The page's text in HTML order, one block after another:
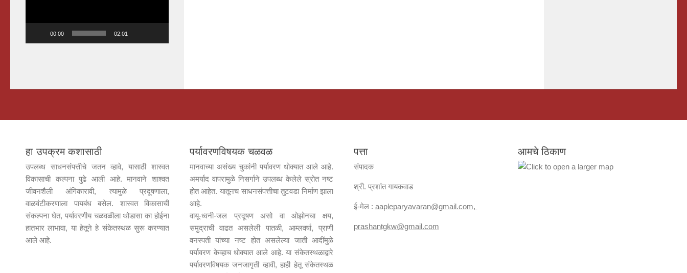
00:00 02:01
हा उपक्रम कशासाठी
उपलब्ध साधनसंपत्तीचे जतन व्हावे, यासाठी शास्वत
विकासाची कल्पना पुढे आली आहे. मानवाने शाश्वत
जीवनशैली अंगिकारावी, त्यामुळे प्रदूषणाला,
वाळवंटीकरणाला पायबंध बसेल. शास्वत विकासाची
संकल्पना घेत, पर्यावरणीय चळवळीला थोडासा का होईना
हातभार लाभावा, या हेतूने हे संकेतस्थळ सुरू करण्यात
आले आहे.
पर्यावरणविषयक चळवळ
मानवाच्या असंख्य चुकांनी पर्यावरण धोक्यात आले आहे.
अमर्याद वापरामुळे निसर्गाने उपलब्ध केलेले स्रोत नष्ट
होत आहेत. यातूनच साधनसंपत्तीचा तुटवडा निर्माण झाला
आहे.
वायू-ध्वनी-जल प्रदूषण असो वा ओझोनचा क्षय,
समुद्राची वाढत असलेली पातळी, आम्लवर्षा, प्राणी
वनस्पती यांच्या नष्ट होत असलेल्या जाती आदींमुळे
पर्यावरण केव्हाच धोक्यात आले आहे. या संकेतस्थळाद्वारे
पर्यावरणविषयक जनजागृती व्हावी, हाही हेतू संकेतस्थळ
पत्ता
संपादक
श्री. प्रशांत गायकवाड
ई-मेल : aapleparyavaran@gmail.com,
prashantgkw@gmail.com
आमचे ठिकाण